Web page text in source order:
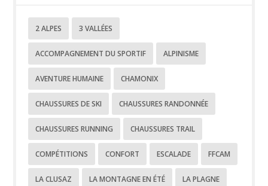
2 ALPES 3 VALLÉES
ACCOMPAGNEMENT DU SPORTIF ALPINISME
AVENTURE HUMAINE CHAMONIX
CHAUSSURES DE SKI CHAUSSURES RANDONNÉE
CHAUSSURES RUNNING CHAUSSURES TRAIL
COMPÉTITIONS CONFORT ESCALADE FFCAM
LA CLUSAZ LA MONTAGNE EN ÉTÉ LA PLAGNE